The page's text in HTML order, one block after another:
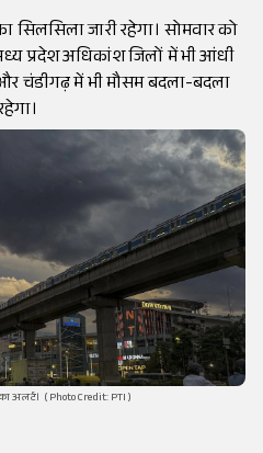
सिलसिला जारी रहेगा। सोमवार को
प्रदेश अधिकांश जिलों में भी आंधी
चंडीगढ़ में भी मौसम बदला-बदला
अलर्ट। ( Photo Credit: PTI )